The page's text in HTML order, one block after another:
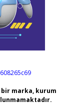
marka, kurum